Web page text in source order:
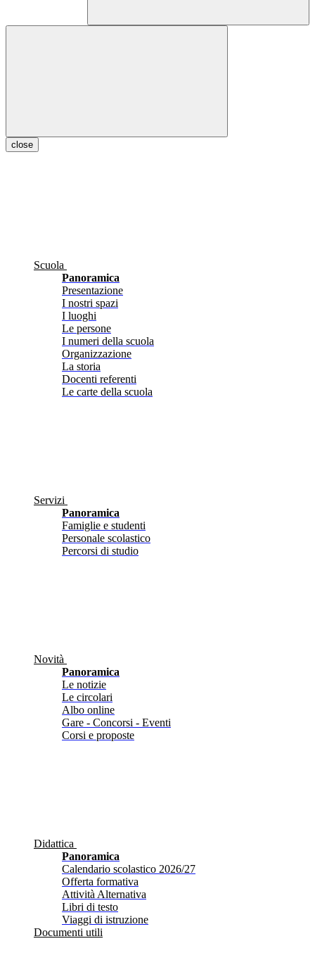
close
Scuola
Panoramica
Presentazione
I nostri spazi
I luoghi
Le persone
I numeri della scuola
Organizzazione
La storia
Docenti referenti
Le carte della scuola
Servizi
Panoramica
Famiglie e studenti
Personale scolastico
Percorsi di studio
Novità
Panoramica
Le notizie
Le circolari
Albo online
Gare - Concorsi - Eventi
Corsi e proposte
Didattica
Panoramica
Calendario scolastico 2026/27
Offerta formativa
Attività Alternativa
Libri di testo
Viaggi di istruzione
Documenti utili